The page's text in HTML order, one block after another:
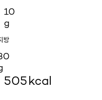
10
g
방
505kcal